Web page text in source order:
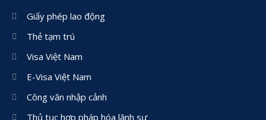
Giấy phép lao động
Thẻ tạm trú
Visa Việt Nam
E-Visa Việt Nam
Công văn nhập cảnh
Thủ tục hợp pháp hóa lãnh sự